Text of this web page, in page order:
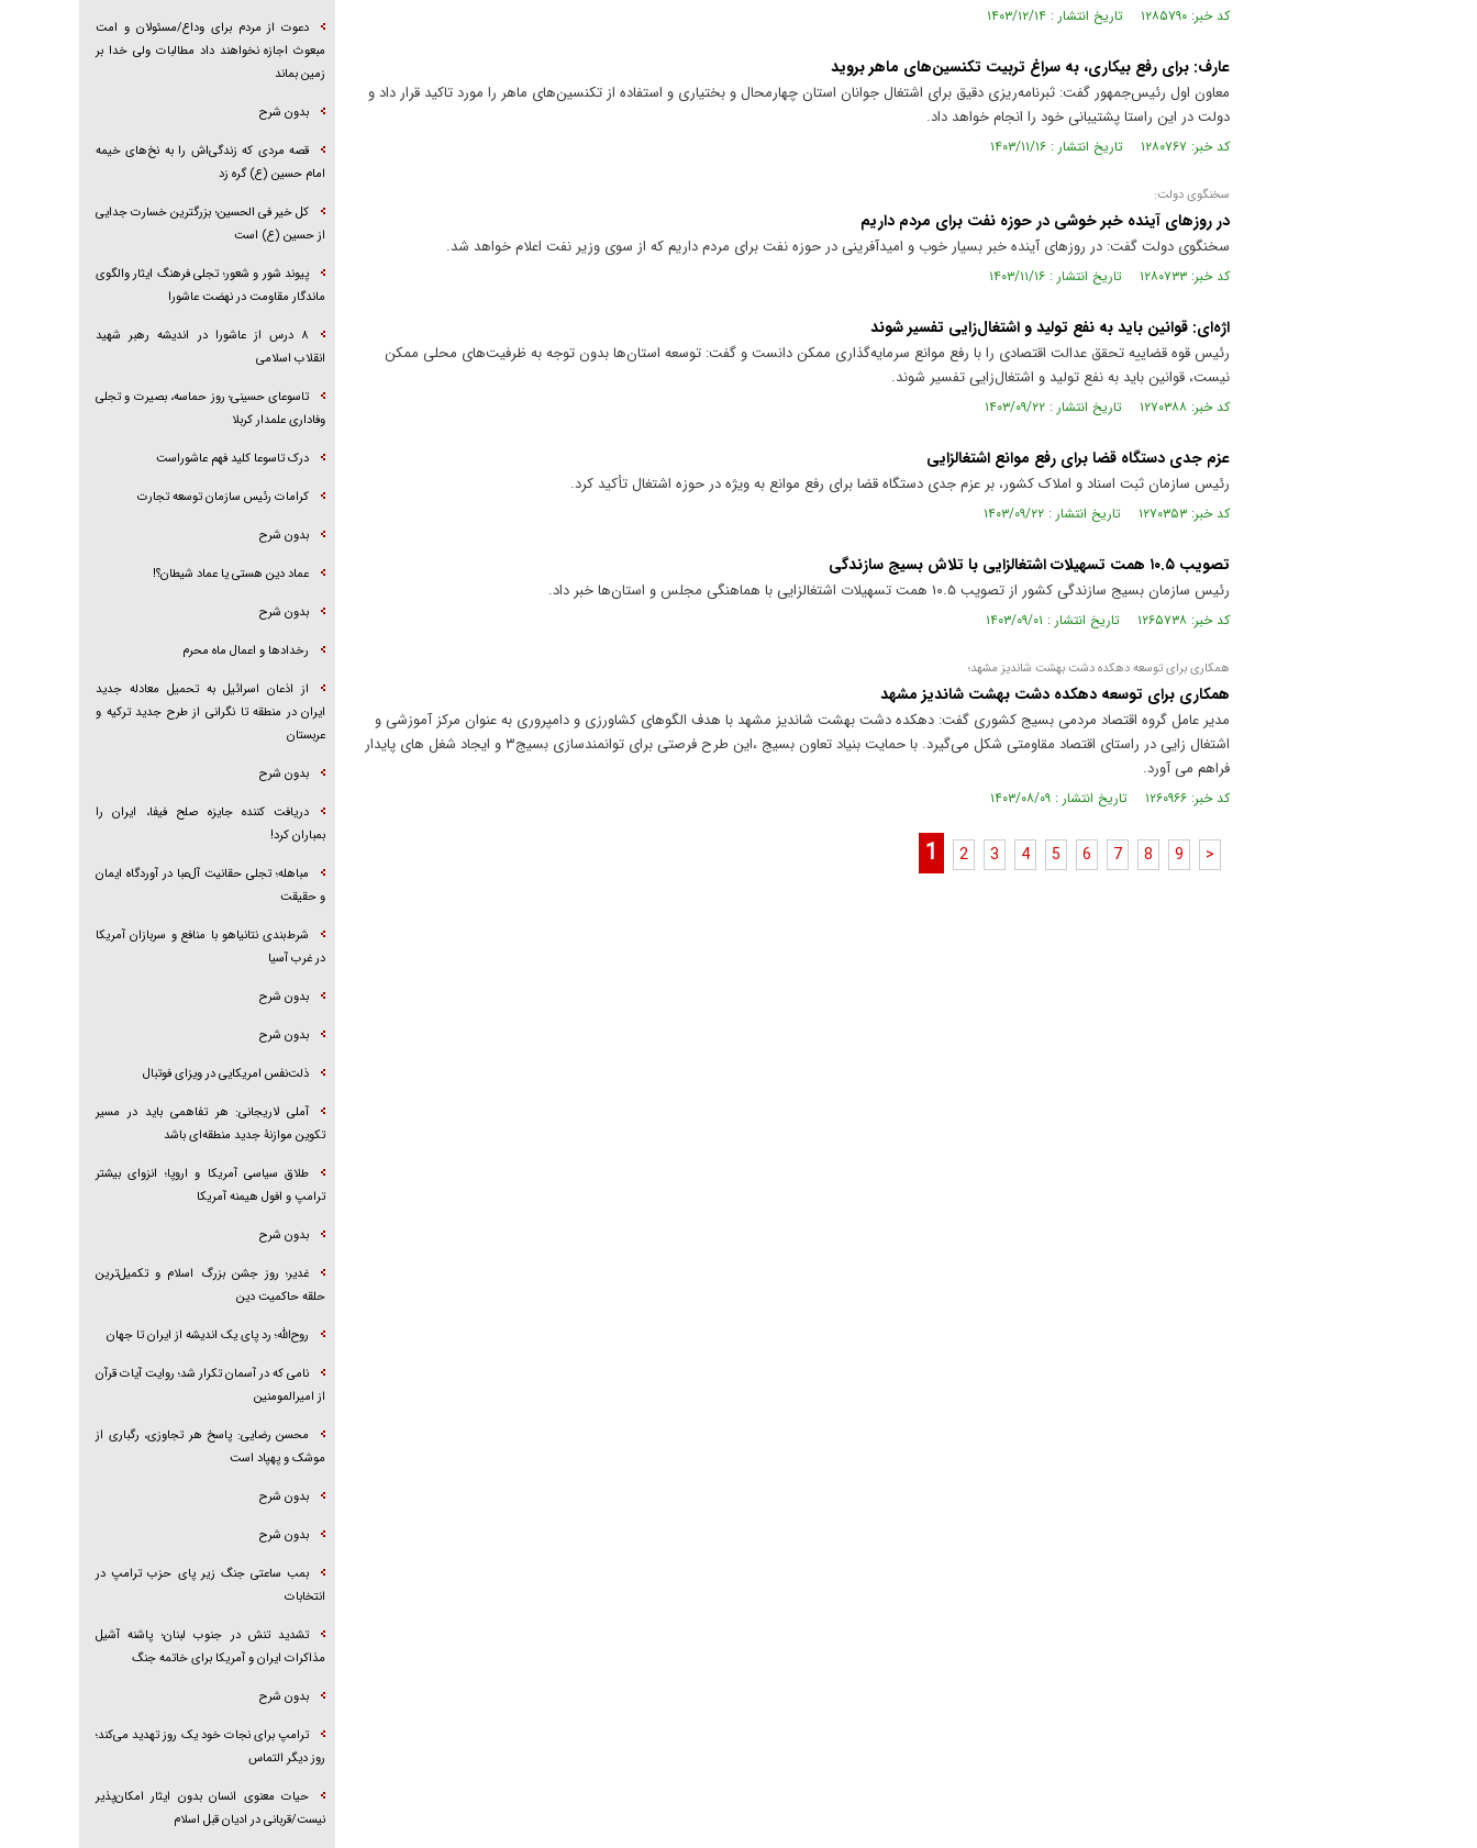
کد خبر: ۱۲۸۵۷۹۰ تاریخ انتشار : ۱۴۰۳/۱۲/۱۴
عارف: برای رفع بیکاری، به سراغ تربیت تکنسین‌های ماهر بروید
معاون اول رئیس‌جمهور گفت: ثبرنامه‌ریزی دقیق برای اشتغال جوانان استان چهارمحال و بختیاری و استفاده از تکنسین‌های ماهر را مورد تاکید قرار داد و
دولت در این راستا پشتیبانی خود را انجام خواهد داد.
کد خبر: ۱۲۸۰۷۶۷ تاریخ انتشار : ۱۴۰۳/۱۱/۱۶
سخنگوی دولت:
در روزهای آینده خبر خوشی در حوزه نفت برای مردم داریم
سخنگوی دولت گفت: در روزهای آینده خبر بسیار خوب و امیدآفرینی در حوزه نفت برای مردم داریم که از سوی وزیر نفت اعلام خواهد شد.
کد خبر: ۱۲۸۰۷۳۳ تاریخ انتشار : ۱۴۰۳/۱۱/۱۶
اژه‌ای: قوانین باید به نفع تولید و اشتغال‌زایی تفسیر شوند
رئیس قوه قضاییه تحقق عدالت اقتصادی را با رفع موانع سرمایه‌گذاری ممکن دانست و گفت: توسعه استان‌ها بدون توجه به ظرفیت‌های محلی ممکن
نیست، قوانین باید به نفع تولید و اشتغال‌زایی تفسیر شوند.
کد خبر: ۱۲۷۰۳۸۸ تاریخ انتشار : ۱۴۰۳/۰۹/۲۲
عزم جدی دستگاه قضا برای رفع موانع اشتغالزایی
رئیس سازمان ثبت اسناد و املاک کشور، بر عزم جدی دستگاه قضا برای رفع موانع به ویژه در حوزه اشتغال تأکید کرد.
کد خبر: ۱۲۷۰۳۵۳ تاریخ انتشار : ۱۴۰۳/۰۹/۲۲
تصویب ۱۰.۵ همت تسهیلات اشتغالزایی با تلاش بسیج سازندگی
رئیس سازمان بسیج سازندگی کشور از تصویب ۱۰.۵ همت تسهیلات اشتغالزایی با هماهنگی مجلس و استان‌ها خبر داد.
کد خبر: ۱۲۶۵۷۳۸ تاریخ انتشار : ۱۴۰۳/۰۹/۰۱
همکاری برای توسعه دهکده دشت بهشت شاندیز مشهد؛
همکاری برای توسعه دهکده دشت بهشت شاندیز مشهد
مدیر عامل گروه اقتصاد مردمی بسیج کشوری گفت: دهکده دشت بهشت شاندیز مشهد با هدف الگوهای کشاورزی و دامپروری به عنوان مرکز آموزشی و
اشتغال زایی در راستای اقتصاد مقاومتی شکل می‌گیرد. با حمایت بنیاد تعاون بسیج ،این طرح فرصتی برای توانمندسازی بسیج۳ و ایجاد شغل های پایدار
فراهم می آورد.
کد خبر: ۱۲۶۰۹۶۶ تاریخ انتشار : ۱۴۰۳/۰۸/۰۹
1 2 3 4 5 6 7 8 9 >
دعوت از مردم برای وداع/مسئولان و امت
مبعوث اجازه نخواهند داد مطالبات ولی خدا بر
زمین بماند
بدون شرح
قصه مردی که زندگی‌اش را به نخ‌های خیمه
امام حسین (ع) گره زد
کل خیر فی الحسین؛ بزرگترین خسارت جدایی
از حسین (ع) است
پیوند شور و شعور؛ تجلی فرهنگ ایثار والگوی
ماندگار مقاومت در نهضت عاشورا
۸ درس از عاشورا در اندیشه رهبر شهید
انقلاب اسلامی
تاسوعای حسینی؛ روز حماسه، بصیرت و تجلی
وفاداری علمدار کربلا
درک تاسوعا کلید فهم عاشوراست
کرامات رئیس سازمان توسعه تجارت
بدون شرح
عماد دین هستی یا عماد شیطان؟!
بدون شرح
رخداد‌ها و اعمال ماه محرم
از اذعان اسرائیل به تحمیل معادله جدید
ایران در منطقه تا نگرانی از طرح جدید ترکیه و
عربستان
بدون شرح
دریافت کننده جایزه صلح فیفا، ایران را
بمباران کرد!
مباهله؛ تجلی حقانیت آل‌عبا در آوردگاه ایمان
و حقیقت
شرط‌بندی نتانیاهو با منافع و سربازان آمریکا
در غرب آسیا
بدون شرح
بدون شرح
ذلت‌نفس امریکایی در ویزای فوتبال
آملی لاریجانی: هر تفاهمی باید در مسیر
تکوین موازنۀ جدید منطقه‌ای باشد
طلاق سیاسی آمریکا و اروپا؛ انزوای بیشتر
ترامپ و افول هیمنه آمریکا
بدون شرح
غدیر؛ روز جشن بزرگ اسلام و تکمیل‌ترین
حلقه حاکمیت دین
روح‌الله؛ رد پای یک اندیشه از ایران تا جهان
نامی که در آسمان تکرار شد؛ روایت آیات قرآن
از امیرالمومنین
محسن رضایی: پاسخ هر تجاوزی، رگباری از
موشک و پهپاد است
بدون شرح
بدون شرح
بمب ساعتی جنگ زیر پای حزب ترام‍پ در
انتخابات
تشدید تنش در جنوب لبنان؛ پاشنه آشیل
مذاکرات ایران و آمریکا برای خاتمه جنگ
بدون شرح
ترامپ برای نجات خود یک روز تهدید می‌کند؛
روز دیگر التماس
حیات معنوی انسان بدون ایثار امکان‌پذیر
نیست/قربانی در ادیان قبل اسلام